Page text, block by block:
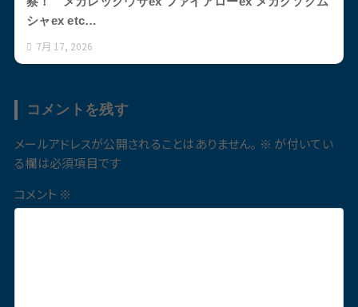
シャex etc…
7月 17, 2026
コメントを残す
メールアドレスが公開されることはありません。 ※ が付いてい
る欄は必須項目です
コメント ※